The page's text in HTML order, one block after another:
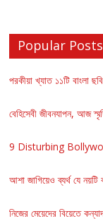
Popular Posts
পরকীয়া খ্যাত ১১টি বাংলা ছবি
বেহিসেবী জীবনযাপন, আজ
9 Disturbing
আশা জাগিয়েও ব্যর্থ যে নয়টি
নিজের মেয়েদের বিয়েতে